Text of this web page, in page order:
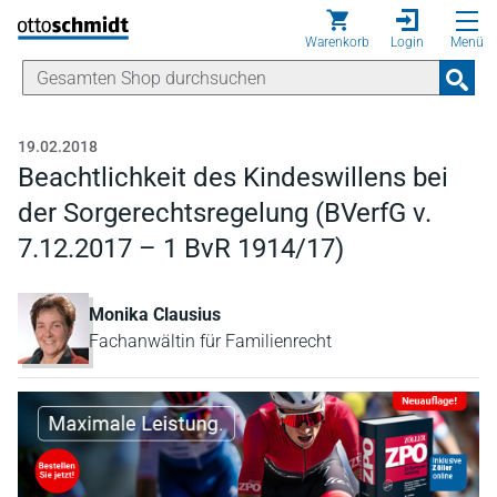
Direkt zum Inhalt
Warenkorb Login Menü
19.02.2018
Beachtlichkeit des Kindeswillens bei
der Sorgerechtsregelung (BVerfG v.
7.12.2017 – 1 BvR 1914/17)
Monika Clausius
Fachanwältin für Familienrecht